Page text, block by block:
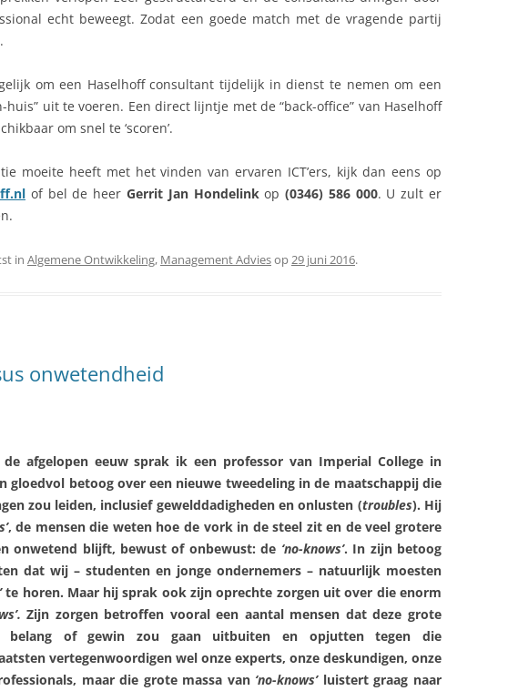
echt beweegt. Zodat een goede match met de vragende partij
om een Haselhoff consultant tijdelijk in dienst te nemen om een
huis” uit te voeren. Een direct lijntje met de “back-office” van Haselhoff
om snel te ‘scoren’.
moeite heeft met het vinden van ervaren ICT’ers, kijk dan eens op
of bel de heer Gerrit Jan Hondelinkop(0346) 586 000. U zult er
in Algemene Ontwikkeling, Management Adviesop 29 juni 2016.
onwetendheid
de afgelopen eeuw sprak ik een professor van Imperial College in
gloedvol betoog over een nieuwe tweedeling in de maatschappij die
zou leiden, inclusief gewelddadigheden en onlusten (troubles). Hij
, de mensen die weten hoe de vork in de steel zit en de veel grotere
onwetend blijft, bewust of onbewust: de ‘no-knows’. In zijn betoog
dat wij – studenten en jonge ondernemers – natuurlijk moesten
te horen. Maar hij sprak ook zijn oprechte zorgen uit over die enorm
Zijn zorgen betroffen vooral een aantal mensen dat deze grote
belang of gewin zou gaan uitbuiten en opjutten tegen die
vertegenwoordigen wel onze experts, onze deskundigen, onze
maar die grote massa van ‘no-knows’luistert graag naar